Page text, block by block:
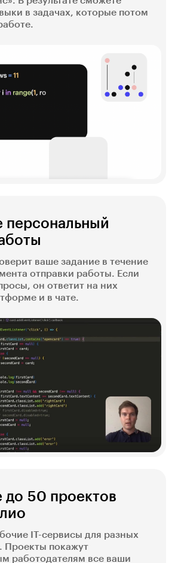
в задачах, которые потом
персональный
ваше задание в течение
отправки работы. Если
он ответит на них
и в чате.
до 50 проектов
IT-сервисы для разных
Проекты покажут
работодателям все ваши